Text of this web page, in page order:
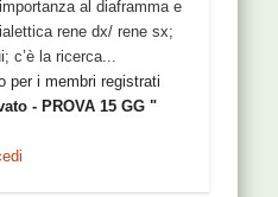
al diaframma e
rene dx/ rene sx;
c’è la ricerca...
per i membri registrati
- PROVA 15 GG "